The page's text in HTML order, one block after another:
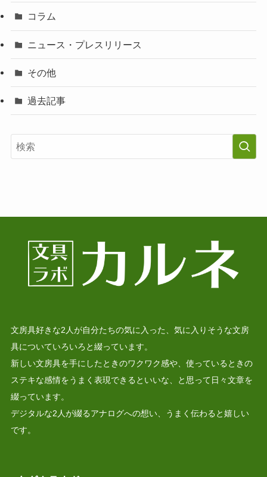
コラム
ニュース・プレスリリース
その他
過去記事
文房具好きな2人が自分たちの気に入った、気に入りそうな文房
具についていろいろと綴っています。
新しい文房具を手にしたときのワクワク感や、使っているときの
ステキな感情をうまく表現できるといいな、と思って日々文章を
綴っています。
デジタルな2人が綴るアナログへの想い、うまく伝わると嬉しい
です。